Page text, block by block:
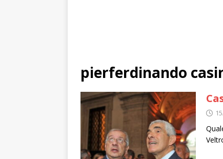
pierferdinando